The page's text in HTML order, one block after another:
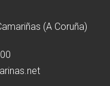
(A Coruña)